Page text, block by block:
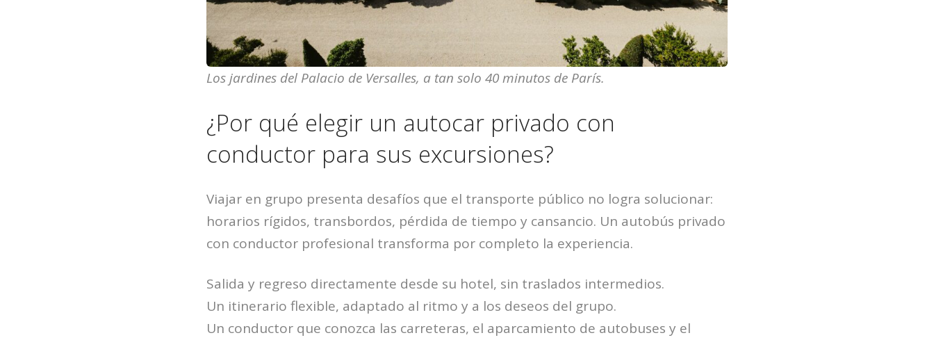
Los jardines del Palacio de Versalles, a tan solo 40 minutos de París.
¿Por qué elegir un autocar privado con
conductor para sus excursiones?
Viajar en grupo presenta desafíos que el transporte público no logra solucionar:
horarios rígidos, transbordos, pérdida de tiempo y cansancio. Un autobús privado
con conductor profesional transforma por completo la experiencia.
Salida y regreso directamente desde su hotel, sin traslados intermedios.
Un itinerario flexible, adaptado al ritmo y a los deseos del grupo.
Un conductor que conozca las carreteras, el aparcamiento de autobuses y el